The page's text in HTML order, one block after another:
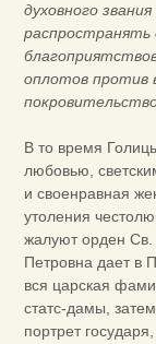
духовного
оплотов против
В то время
любовью,
и своенравная
утоления
жалуют орден Св.
Петровна дает в
вся царская
статс-дамы,
портрет